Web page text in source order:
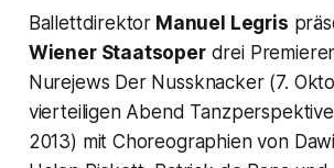
Ballettdirektor Manuel Legris
Wiener Staatsoperdrei
Nurejews Der Nussknacker (7.
vierteiligen Abend
2013) mit Choreographien von